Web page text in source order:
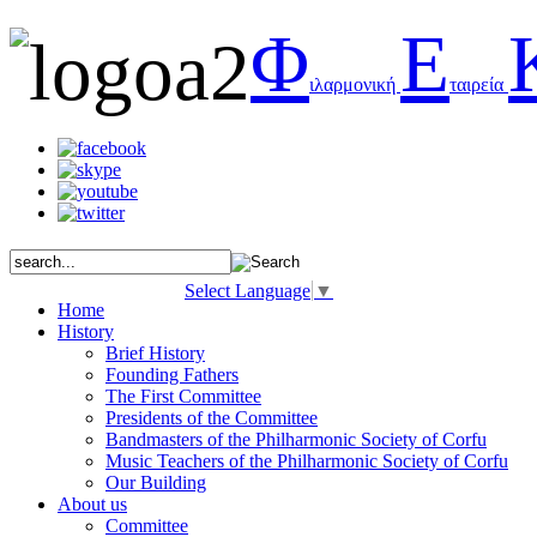
Φιλαρμονική Εταιρεία
Select Language ▼
Home
History
Brief History
Founding Fathers
The First Committee
Presidents of the Committee
Bandmasters of the Philharmonic Society of Corfu
Music Teachers of the Philharmonic Society of Corfu
Our Building
About us
Committee